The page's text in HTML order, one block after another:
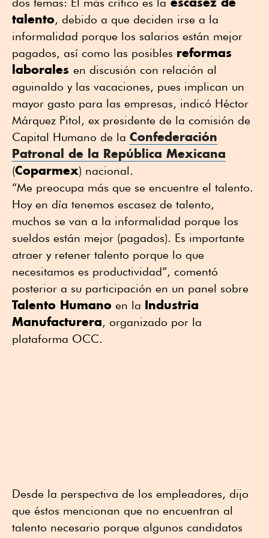
talento, debido a que deciden irse a la
informalidad porque los salarios están mejor
pagados, así como las posibles reformas
laborales en discusión con relación al
aguinaldo y las vacaciones, pues implican un
mayor gasto para las empresas, indicó Héctor
Márquez Pitol, ex presidente de la comisión de
Capital Humano de la Confederación
Patronal de la República Mexicana
(Coparmex) nacional.
“Me preocupa más que se encuentre el talento.
Hoy en día tenemos escasez de talento,
muchos se van a la informalidad porque los
sueldos están mejor (pagados). Es importante
atraer y retener talento porque lo que
necesitamos es productividad”, comentó
posterior a su participación en un panel sobre
Talento Humano en la Industria
Manufacturera, organizado por la
plataforma OCC.
Desde la perspectiva de los empleadores, dijo
que éstos mencionan que no encuentran al
talento necesario porque algunos candidatos